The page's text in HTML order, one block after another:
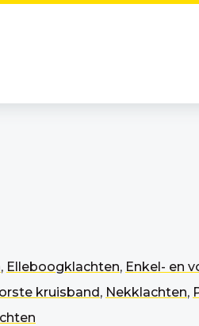
, Elleboogklachten, Enkel- en
kruisband, Nekklachten,